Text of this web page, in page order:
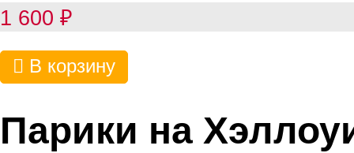
1 600 ₽
В корзину
Парики на